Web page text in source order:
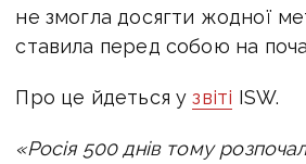
не змогла досягти жодної
ставила перед собою на
Про це йдеться узвіті ISW.
«Росія 500 днів тому